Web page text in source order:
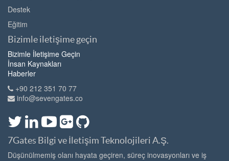
Destek
Eğitim
Bizimle iletişime geçin
Bizimle İletişime Geçin
İnsan Kaynakları
Haberler
+90 212 351 70 77
info@sevengates.co
7Gates Bilgi ve İletişim Teknolojileri A.Ş.
Düşünülmemiş olanı hayata geçiren, süreç inovasyonları ve iş